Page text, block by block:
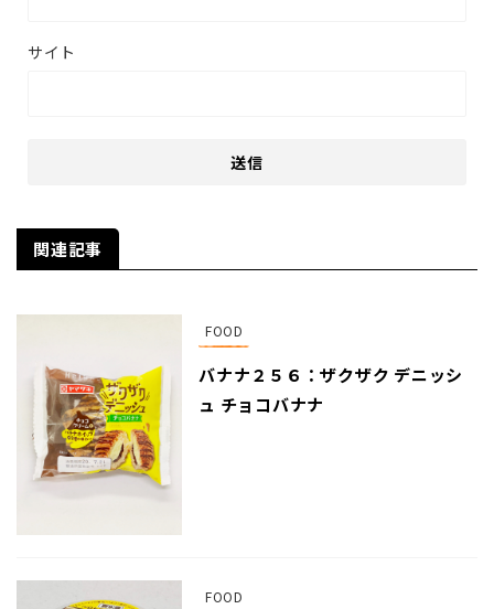
サイト
関連記事
FOOD
バナナ２５６：ザクザク デニッシ
ュ チョコバナナ
FOOD